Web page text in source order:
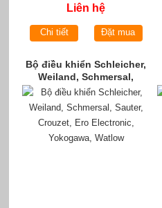
Liên hệ
Chi tiết Đặt mua
Bộ điều khiển Schleicher,
Weiland, Schmersal,
Sauter, Crouzet, Ero
Electronic, Yokogawa,
Watlow